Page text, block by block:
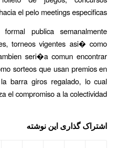
el pelo meetings especificas.
publica semanalmente
torneos vigentes asi� como
seri�a comun encontrar
sorteos que usan premios en
barra giros regalado, lo cual
el compromiso a la colectividad.
اشتراک گذاری این نوشته